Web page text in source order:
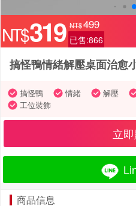
NT$319 NT$499
已售:866
搞怪鴨情緒解壓桌面治愈
搞怪鴨 情緒 解壓
工位裝飾
立
商品信息